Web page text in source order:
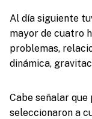
Al día siguiente
mayor de cuatro
problemas,
dinámica,
Cabe señalar que
seleccionaron a